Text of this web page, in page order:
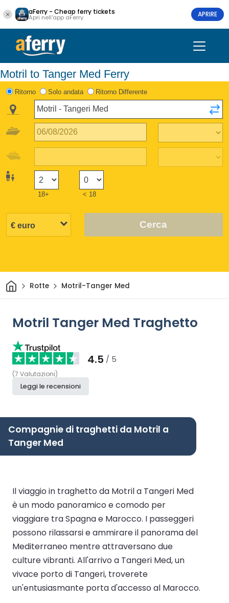
aFerry - Cheap ferry tickets
Apri nell'app aFerry APRIRE
Motril to Tanger Med Ferry
Ritorno Solo andata Ritorno Differente
18+ < 18
Cerca
CasaRotte Motril-Tanger Med
Motril Tanger Med Traghetto
4.5 / 5
(7 Valutazioni)
Leggi le recensioni
Compagnie di traghetti da Motril a
Tanger Med
Il viaggio in traghetto da Motril a Tangeri Med
è un modo panoramico e comodo per
viaggiare tra Spagna e Marocco. I passeggeri
possono rilassarsi e ammirare il panorama del
Mediterraneo mentre attraversano due
culture vibranti. All'arrivo a Tangeri Med, un
vivace porto di Tangeri, troverete
un'entusiasmante porta d'accesso al Marocco.